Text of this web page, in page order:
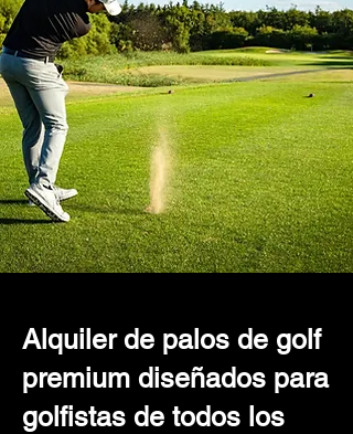
Alquiler de palos de golf
premium diseñados para
golfistas de todos los